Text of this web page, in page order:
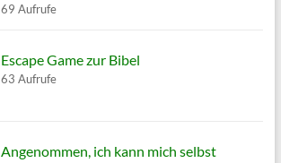
69 Aufrufe
Escape Game zur Bibel
63 Aufrufe
Angenommen, ich kann mich selbst